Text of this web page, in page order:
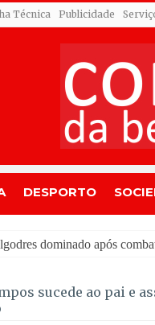
Técnica Publicidade
DESPORTO
A
sucede ao pai e